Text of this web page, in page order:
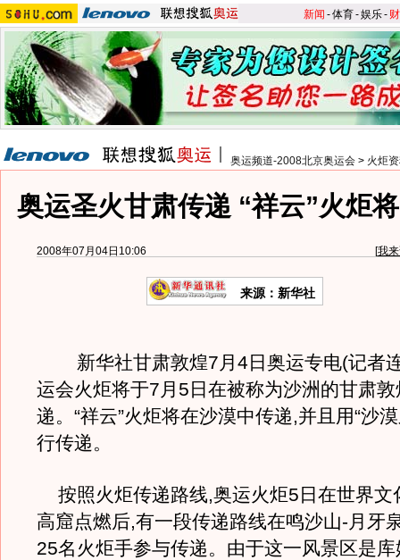
新闻 -体育-娱乐-
奥运频道-2008北京奥运会 > 火炬
奥运圣火甘肃传递 “祥云”火炬
2008年07月04日10:06 [我
来源：新华社
新华社甘肃敦煌7月4日奥运专电(记者
运会火炬将于7月5日在被称为沙洲的甘肃
递。“祥云”火炬将在沙漠中传递,并且用“沙
行传递。
按照火炬传递路线,奥运火炬5日在世界文
高窟点燃后,有一段传递路线在鸣沙山-月牙
25名火炬手参与传递。由于这一风景区是